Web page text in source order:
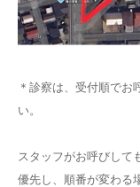
＊診察は、受付順でお
い。
スタッフがお呼びして
優先し、順番が変わる